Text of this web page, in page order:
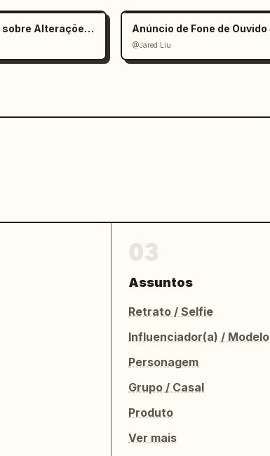
Póster de Seminário Informativo sobre Alterações Climáticas
@Jared Liu
Assuntos
Retrato / Selfie
Influenciador(a) / Modelo
Personagem
Grupo / Casal
Produto
Ver mais